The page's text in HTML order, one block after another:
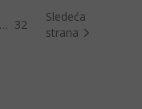
… 32
Sledeća
strana